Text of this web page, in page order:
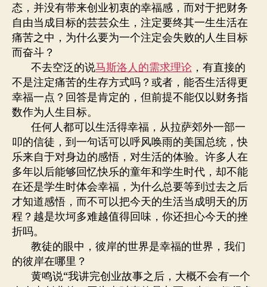
态，并没有带来创业初衷的幸福感，而对于把财务
自由当成目标的芸芸众生，注定要终其一生生活在
痛苦之中，为什么要为一个注定会失败的人生目标
而奋斗？
不去空泛的说马斯洛人的需求理论 ，有直接的
不是注定痛苦的生存方式吗？或者，能否生活得更
幸福一点？回答是肯定的，但前提不能仅以财务指
数作为人生目标。
任何人都可以生活得幸福，从拉萨郊外一部一
叩的信徒，到一句话可以呼风唤雨的美国总统，快
乐来自于对身边的感悟，对生活的体验。许多人在
多年以后能够回忆快乐的童年和学生时代，却不能
在还是学生时体会幸福，为什么总要等到过去之后
才知道感悟，而不可以把今天的生活当成明天的历
程？越是坎坷多难越值得回味，你还担心今天的挫
折吗。
教徒的眼中，彼岸的世界是幸福的世界，我们
的彼岸在哪里？
黄鸣说“我讲完创业故事之后，大概不会有一个